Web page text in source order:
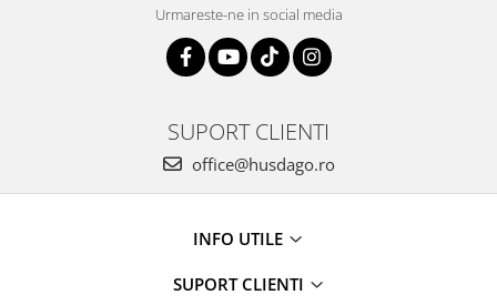
Urmareste-ne in social media
SUPORT CLIENTI
office@husdago.ro
INFO UTILE
SUPORT CLIENTI